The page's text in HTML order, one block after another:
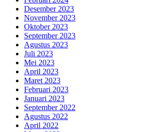
Desember 2023
November 2023
Oktober 2023
September 2023
Agustus 2023
Juli 2023
Mei 2023
April 2023
Maret 2023
Februari 2023
Januari 2023
September 2022
Agustus 2022
April 2022